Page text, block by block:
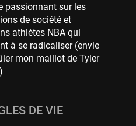
Magic
sessions
Hornets
Rockets
passionnant sur les
de société et
athlètes NBA qui
à se radicaliser (envie
mon maillot de Tyler
DE VIE